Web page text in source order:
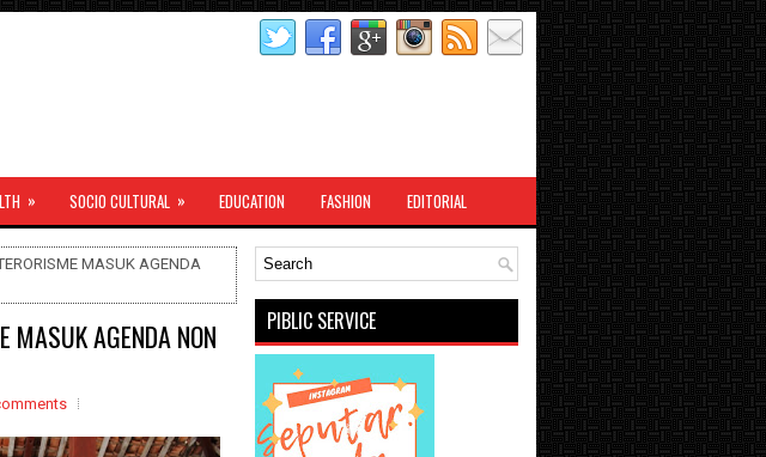
» SOCIO CULTURAL » EDUCATION FASHION EDITORIAL
MASUK AGENDA
MASUK AGENDA NON PIBLIC SERVICE